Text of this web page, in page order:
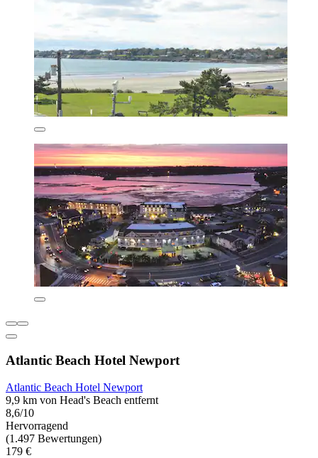
Atlantic Beach Hotel Newport
Atlantic Beach Hotel Newport
9,9 km von Head's Beach entfernt
8,6/10
Hervorragend
(1.497 Bewertungen)
179 €